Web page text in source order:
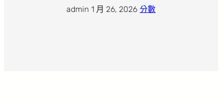
admin 1 月 26, 2026 分數